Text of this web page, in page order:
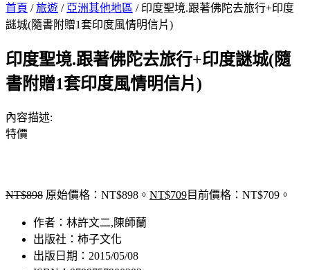
首頁 /旅遊 / 亞洲其他地區 / 印度聖境.跟著佛陀去旅行+印度
謎城(隨書附贈1套印度風情明信片)
印度聖境.跟著佛陀去旅行+印度謎城(隨
書附贈1套印度風情明信片)
內容描述:
特價
NT$898 原始價格：NT$898。 NT$709目前價格：NT$709。
作者：林許文二,陳師蘭
出版社：柿子文化
出版日期：2015/05/08